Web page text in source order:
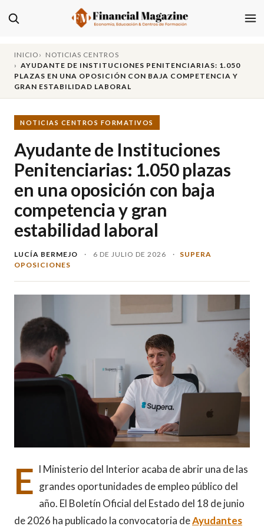
INICIO
NOTICIAS CENTROS
AYUDANTE DE INSTITUCIONES PENITENCIARIAS: 1.050
PLAZAS EN UNA OPOSICIÓN CON BAJA COMPETENCIA Y
GRAN ESTABILIDAD LABORAL
NOTICIAS CENTROS FORMATIVOS
Ayudante de Instituciones
Penitenciarias: 1.050 plazas
en una oposición con baja
competencia y gran
estabilidad laboral
LUCÍA BERMEJO · 6 DE JULIO DE 2026 ·
SUPERA
OPOSICIONES
E l Ministerio del Interior acaba de abrir una de las
grandes oportunidades de empleo público del
año. El Boletín Oficial del Estado del 18 de junio
de 2026 ha publicado la convocatoria deAyudantes